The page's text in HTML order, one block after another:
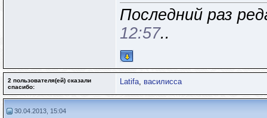
Последний раз
12:57..
2 пользователя(ей) сказали
cпасибо:
Latifa, василисса
30.04.2013, 15:04